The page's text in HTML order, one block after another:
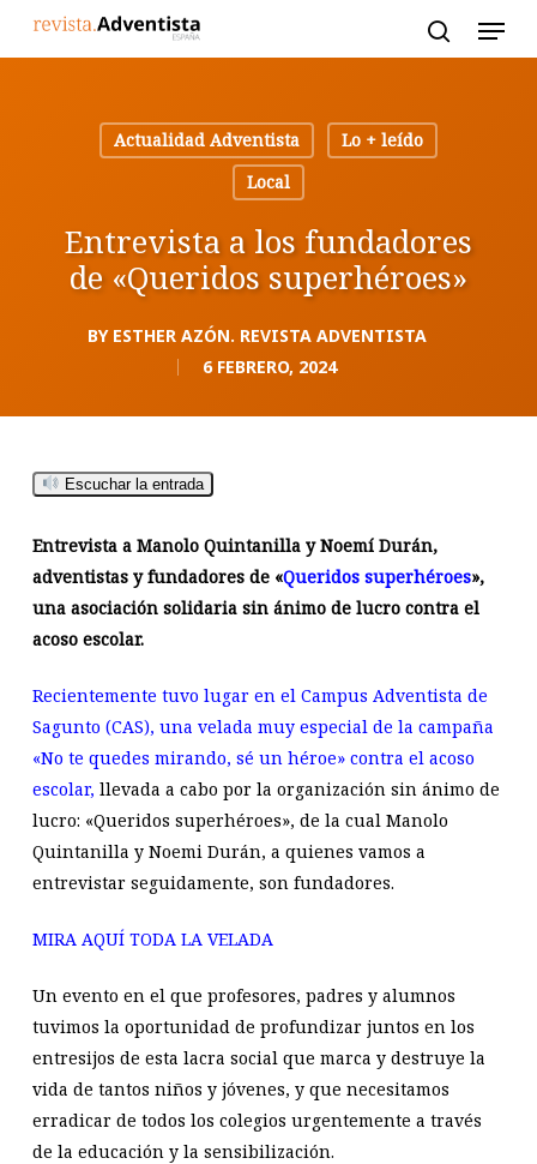
Actualidad Adventista
Lo + leído
Local
Entrevista a los fundadores
de «Queridos superhéroes»
BY ESTHER AZÓN. REVISTA ADVENTISTA
6 FEBRERO, 2024
Escuchar la entrada
Entrevista a Manolo Quintanilla y Noemí Durán,
adventistas y fundadores de «Queridos superhéroes»,
una asociación solidaria sin ánimo de lucro contra el
acoso escolar.
Recientemente tuvo lugar en el Campus Adventista de
Sagunto (CAS), una velada muy especial de la campaña
«No te quedes mirando, sé un héroe» contra el acoso
escolar, llevada a cabo por la organización sin ánimo de
lucro: «Queridos superhéroes», de la cual Manolo
Quintanilla y Noemi Durán, a quienes vamos a
entrevistar seguidamente, son fundadores.
MIRA AQUÍ TODA LA VELADA
Un evento en el que profesores, padres y alumnos
tuvimos la oportunidad de profundizar juntos en los
entresijos de esta lacra social que marca y destruye la
vida de tantos niños y jóvenes, y que necesitamos
erradicar de todos los colegios urgentemente a través
de la educación y la sensibilización.